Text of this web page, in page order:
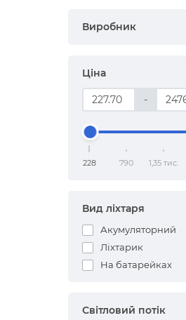
Виробник
Ціна
-
228 790 1,35 тис.
Вид ліхтаря
Акумуляторний
Ліхтарик
На батарейках
Світловий потік